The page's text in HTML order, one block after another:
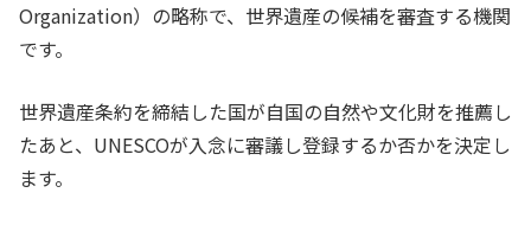
Organization）の略称で、世界遺産の候補を審査する機関
です。
世界遺産条約を締結した国が自国の自然や文化財を推薦し
たあと、UNESCOが入念に審議し登録するか否かを決定し
ます。